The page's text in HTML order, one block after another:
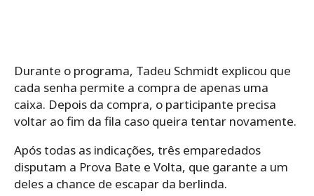
Durante o programa, Tadeu Schmidt explicou que
cada senha permite a compra de apenas uma
caixa. Depois da compra, o participante precisa
voltar ao fim da fila caso queira tentar novamente.
Após todas as indicações, três emparedados
disputam a Prova Bate e Volta, que garante a um
deles a chance de escapar da berlinda.